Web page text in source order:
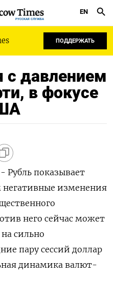
РУССКАЯ СЛУЖБА
EN
ПОДДЕРЖАТЬ
с давлением
в фокусе
Рубль показывает
изменения
него сейчас может
сильно
пару сессий доллар
динамика валют-